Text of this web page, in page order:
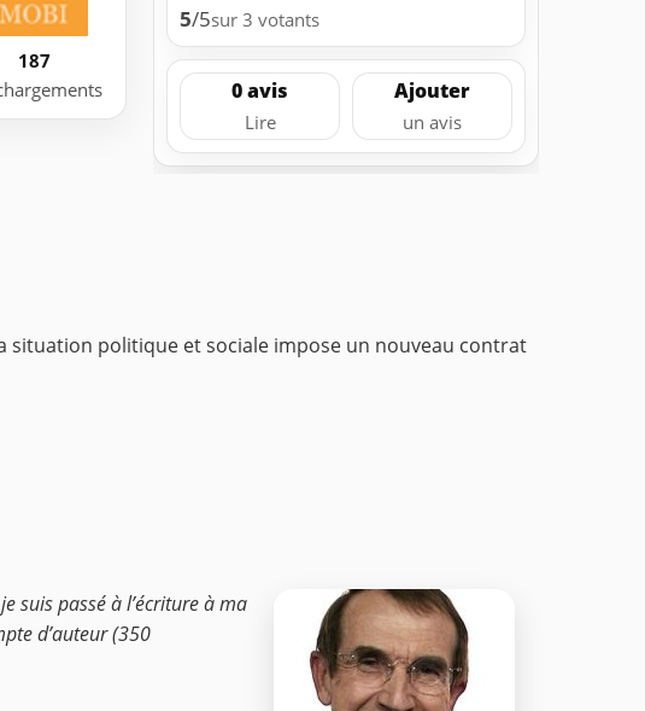
187
5/5sur 3 votants
0 avis
Lire
Ajouter
un avis
situation politique et sociale impose un nouveau contrat
suis passé à l’écriture à ma
d’auteur (350